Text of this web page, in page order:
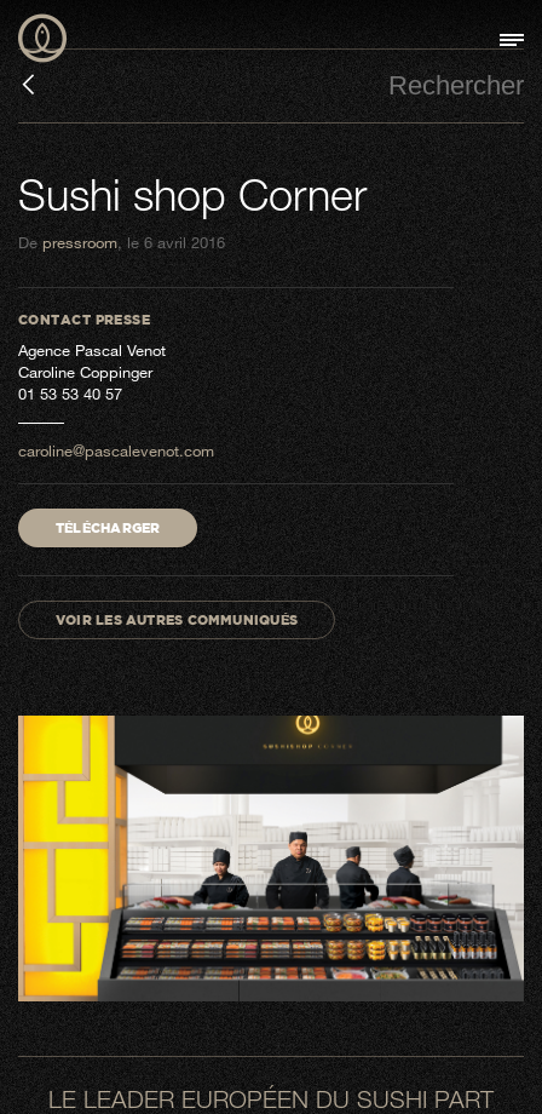
Sushi shop Corner
Depressroom, le 6 avril 2016
CONTACT PRESSE
Agence Pascal Venot
Caroline Coppinger
01 53 53 40 57
caroline@pascalevenot.com
TÉLÉCHARGER
VOIR LES AUTRES COMMUNIQUÉS
LE LEADER EUROPÉEN DU SUSHI PART